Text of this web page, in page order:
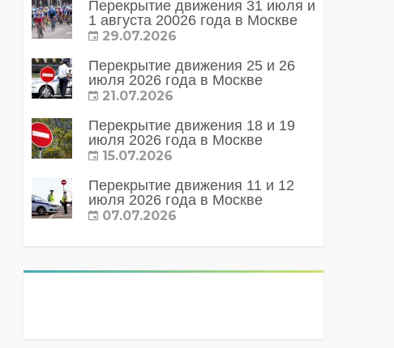
Перекрытие движения 31 июля и
1 августа 20026 года в Москве
29.07.2026
Перекрытие движения 25 и 26
июля 2026 года в Москве
21.07.2026
Перекрытие движения 18 и 19
июля 2026 года в Москве
15.07.2026
Перекрытие движения 11 и 12
июля 2026 года в Москве
07.07.2026